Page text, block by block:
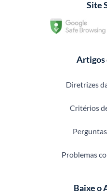
Site
Artigos
Diretrizes
Critérios
Problemas
Baixe o